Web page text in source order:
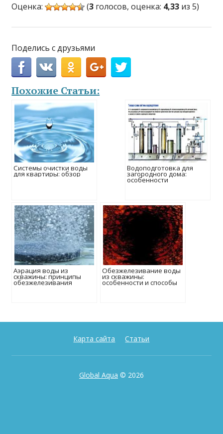
Оценка: (3 голосов, оценка: 4,33 из 5)
Поделись с друзьями
Похожие Статьи:
Системы очистки воды
для квартиры: обзор
Водоподготовка для
загородного дома:
особенности
Аэрация воды из
скважины: принципы
обезжелезивания
Обезжелезивание воды
из скважины:
особенности и способы
Карта сайта Статьи
Global Aqua © 2026